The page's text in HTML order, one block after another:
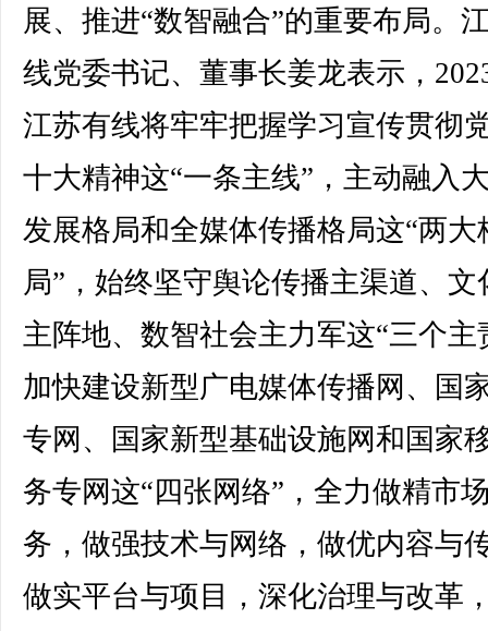
展、推进“数智融合”的重要布局。
线党委书记、董事长姜龙表示，
江苏有线将牢牢把握学习宣传贯彻
十大精神这“一条主线”，主动融入
发展格局和全媒体传播格局这“两大
局”，始终坚守舆论传播主渠道、文
主阵地、数智社会主力军这“三个主
加快建设新型广电媒体传播网、国
专网、国家新型基础设施网和国家
务专网这“四张网络”，全力做精市
务，做强技术与网络，做优内容与
做实平台与项目，深化治理与改革